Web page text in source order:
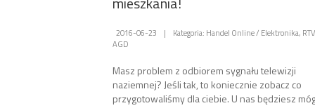
2016-06-23 |
Kategoria: Handel Online / Elektronika,
AGD
Masz problem z odbiorem sygnału telewizji
naziemnej? Jeśli tak, to koniecznie zobacz co
przygotowaliśmy dla ciebie. U nas będziesz